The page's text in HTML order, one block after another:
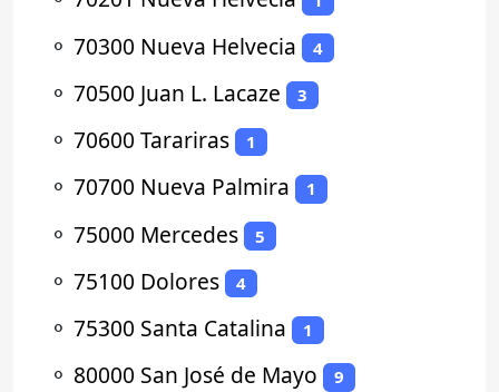
⚬ 70300 Nueva Helvecia 4
⚬ 70500 Juan L. Lacaze 3
⚬ 70600 Tarariras 1
⚬ 70700 Nueva Palmira 1
⚬ 75000 Mercedes 5
⚬ 75100 Dolores 4
⚬ 75300 Santa Catalina 1
⚬ 80000 San José de Mayo 9